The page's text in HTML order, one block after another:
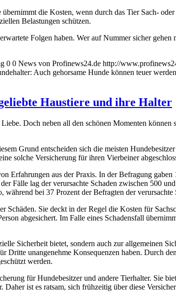
die Kosten, wenn durch das Tier Sach-
Belastungen schützen.
Folgen haben. Wer auf Nummer sicher gehen
0 0 News von Profinews24.de http://
Auch gehorsame Hunde können teuer werden
Haustiere und ihre Halter
Doch neben all den schönen Momenten können
Grund entscheiden sich die meisten
solche Versicherung für ihren Vierbeiner
Erfahrungen aus der Praxis. In der Befragung
Fälle lag der verursachte Schaden zwischen 500
bei 37 Prozent der Befragten der
Sie deckt in der Regel die Kosten für
abgesichert. Im Falle eines Schadensfall
Sicherheit bietet, sondern auch zur allgemeinen
unangenehme Konsequenzen haben. Durch
werden.
für Hundebesitzer und andere Tierhalter. Sie
ist es ratsam, sich frühzeitig über diese